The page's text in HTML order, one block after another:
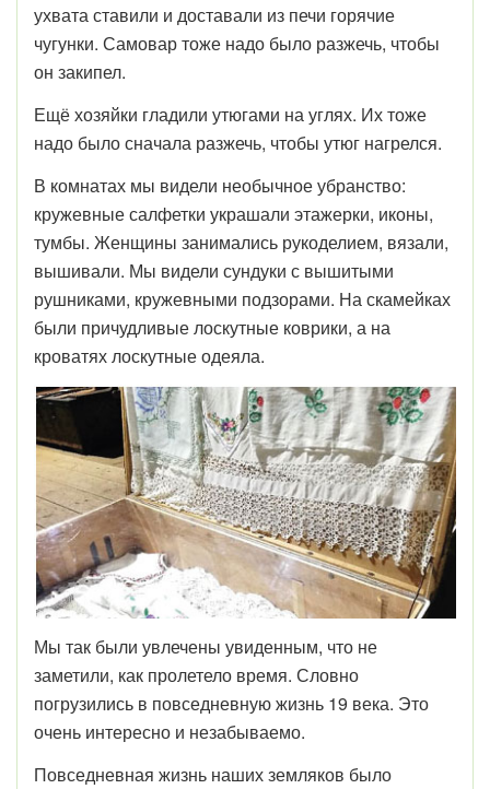
ухвата ставили и доставали из печи горячие
чугунки. Самовар тоже надо было разжечь, чтобы
он закипел.
Ещё хозяйки гладили утюгами на углях. Их тоже
надо было сначала разжечь, чтобы утюг нагрелся.
В комнатах мы видели необычное убранство:
кружевные салфетки украшали этажерки, иконы,
тумбы. Женщины занимались рукоделием, вязали,
вышивали. Мы видели сундуки с вышитыми
рушниками, кружевными подзорами. На скамейках
были причудливые лоскутные коврики, а на
кроватях лоскутные одеяла.
Мы так были увлечены увиденным, что не
заметили, как пролетело время. Словно
погрузились в повседневную жизнь 19 века. Это
очень интересно и незабываемо.
Повседневная жизнь наших земляков было